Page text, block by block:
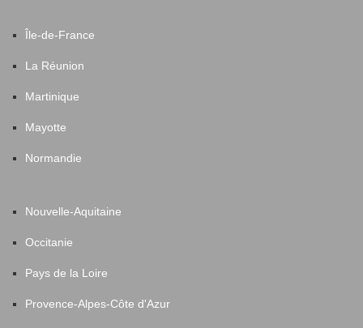
Île-de-France
La Réunion
Martinique
Mayotte
Normandie
Nouvelle-Aquitaine
Occitanie
Pays de la Loire
Provence-Alpes-Côte d'Azur